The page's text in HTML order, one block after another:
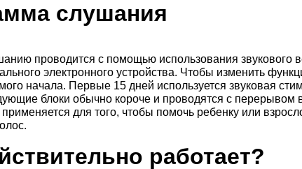
слушания
проводится с помощью использования звукового
электронного устройства. Чтобы изменить
начала. Первые 15 дней используется звуковая
блоки обычно короче и проводятся с перерывом
для того, чтобы помочь ребенку или
работает?